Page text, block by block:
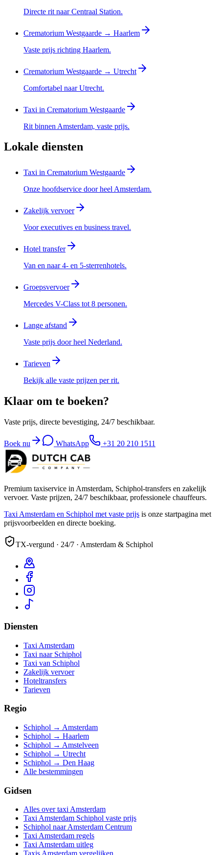
Directe rit naar Centraal Station.
Crematorium Westgaarde → Haarlem
Vaste prijs richting Haarlem.
Crematorium Westgaarde → Utrecht
Comfortabel naar Utrecht.
Taxi in Crematorium Westgaarde
Rit binnen Amsterdam, vaste prijs.
Lokale diensten
Taxi in Crematorium Westgaarde
Onze hoofdservice door heel Amsterdam.
Zakelijk vervoer
Voor executives en business travel.
Hotel transfer
Van en naar 4- en 5-sterrenhotels.
Groepsvervoer
Mercedes V-Class tot 8 personen.
Lange afstand
Vaste prijs door heel Nederland.
Tarieven
Bekijk alle vaste prijzen per rit.
Klaar om te boeken?
Vaste prijs, directe bevestiging, 24/7 beschikbaar.
Boek nu WhatsApp +31 20 210 1511
Premium taxiservice in Amsterdam, Schiphol-transfers en zakelijk
vervoer. Vaste prijzen, 24/7 beschikbaar, professionele chauffeurs.
Taxi Amsterdam en Schiphol met vaste prijs is onze startpagina met
prijsvoorbeelden en directe boeking.
TX-vergund · 24/7 · Amsterdam & Schiphol
Diensten
Taxi Amsterdam
Taxi naar Schiphol
Taxi van Schiphol
Zakelijk vervoer
Hoteltransfers
Tarieven
Regio
Schiphol → Amsterdam
Schiphol → Haarlem
Schiphol → Amstelveen
Schiphol → Utrecht
Schiphol → Den Haag
Alle bestemmingen
Gidsen
Alles over taxi Amsterdam
Taxi Amsterdam Schiphol vaste prijs
Schiphol naar Amsterdam Centrum
Taxi Amsterdam regels
Taxi Amsterdam uitleg